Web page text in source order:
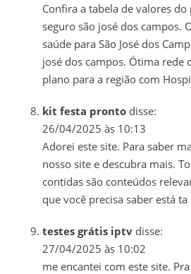
Confira a tabela de valores
seguro são josé dos campos.
saúde para São José dos
josé dos campos. Ótima rede
plano para a região com
kit festa pronto disse:
26/04/2025 às 10:13
Adorei este site. Para saber
nosso site e descubra mais.
contidas são conteúdos
que você precisa saber está ta
testes grátis iptv disse:
27/04/2025 às 10:02
me encantei com este site.